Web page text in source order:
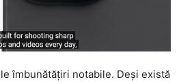
îmbunătățiri notabile. Deși există